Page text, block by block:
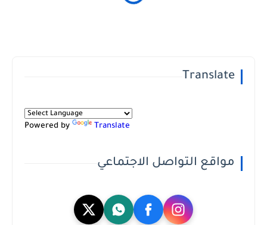
Translate
Powered by Translate
مواقع التواصل الاجتماعي